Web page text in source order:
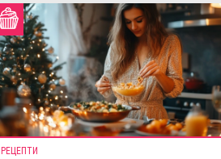
РЕЦЕПТИ